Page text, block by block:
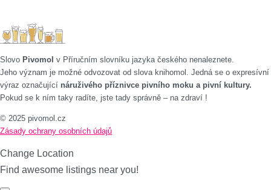
Slovo Pivomol v Příručním slovníku jazyka českého nenaleznete.
Jeho význam je možné odvozovat od slova knihomol. Jedná se o expresívní
výraz označující náruživého příznivce pivního moku a pivní kultury.
Pokud se k ním taky radíte, jste tady správně – na zdraví !
© 2025 pivomol.cz
Zásady ochrany osobních údajů
Change Location
Find awesome listings near you!